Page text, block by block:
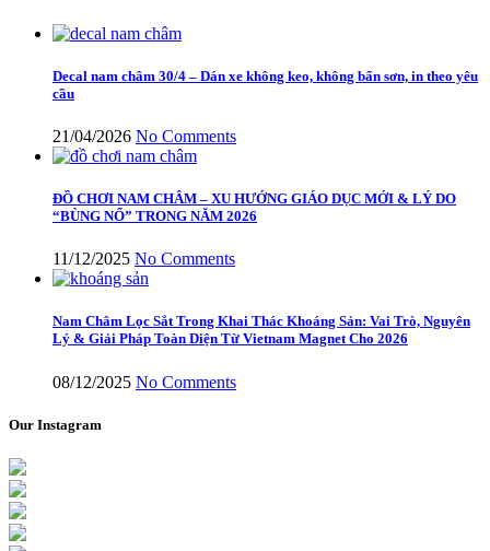
Decal nam châm 30/4 – Dán xe không keo, không bẩn sơn, in theo yêu
cầu
21/04/2026 No Comments
ĐỒ CHƠI NAM CHÂM – XU HƯỚNG GIÁO DỤC MỚI & LÝ DO
“BÙNG NỔ” TRONG NĂM 2026
11/12/2025 No Comments
Nam Châm Lọc Sắt Trong Khai Thác Khoáng Sản: Vai Trò, Nguyên
Lý & Giải Pháp Toàn Diện Từ Vietnam Magnet Cho 2026
08/12/2025 No Comments
Our Instagram